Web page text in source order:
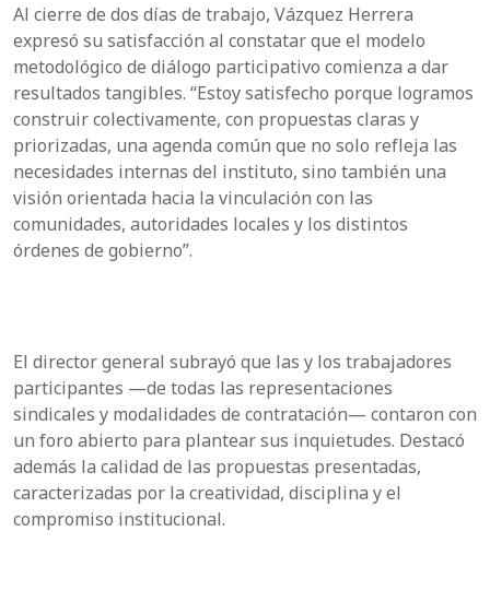
Al cierre de dos días de trabajo, Vázquez Herrera
expresó su satisfacción al constatar que el modelo
metodológico de diálogo participativo comienza a dar
resultados tangibles. “Estoy satisfecho porque logramos
construir colectivamente, con propuestas claras y
priorizadas, una agenda común que no solo refleja las
necesidades internas del instituto, sino también una
visión orientada hacia la vinculación con las
comunidades, autoridades locales y los distintos
órdenes de gobierno”.
El director general subrayó que las y los trabajadores
participantes —de todas las representaciones
sindicales y modalidades de contratación— contaron con
un foro abierto para plantear sus inquietudes. Destacó
además la calidad de las propuestas presentadas,
caracterizadas por la creatividad, disciplina y el
compromiso institucional.